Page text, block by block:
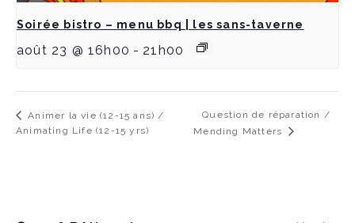
Soirée bistro – menu bbq | les sans-taverne
août 23 @ 16h00 - 21h00
Animer la vie (12-15 ans) /
Animating Life (12-15 yrs)
Question de réparation /
Mending Matters